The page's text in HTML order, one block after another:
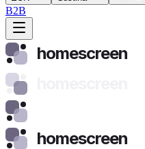
B2B
homescreen
homescreen